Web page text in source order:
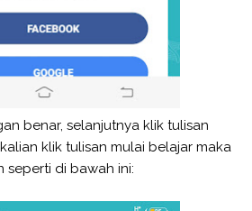
benar, selanjutnya klik tulisan
klik tulisan mulai belajar maka
seperti di bawah ini: